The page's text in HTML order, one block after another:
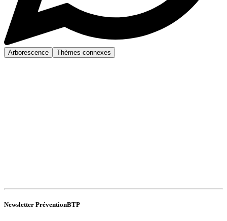
Arborescence Thèmes connexes
Newsletter PréventionBTP